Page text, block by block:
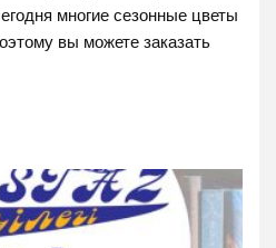
многие сезонные цветы
вы можете заказать